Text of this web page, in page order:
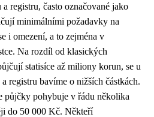
registru, často označované jako
minimálními požadavky na
i omezení, a to zejména v
Na rozdíl od klasických
statisíce až miliony korun, se u
registru bavíme o nižších částkách.
půjčky pohybuje v řádu několika
do 50 000 Kč. Někteří